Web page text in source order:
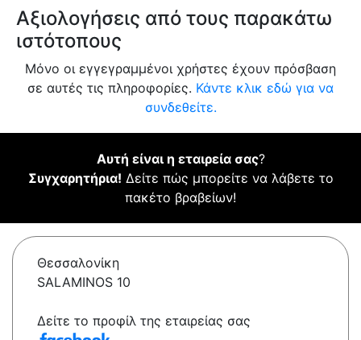
Αξιολογήσεις από τους παρακάτω
ιστότοπους
Μόνο οι εγγεγραμμένοι χρήστες έχουν πρόσβαση
σε αυτές τις πληροφορίες. Κάντε κλικ εδώ για να
συνδεθείτε.
Αυτή είναι η εταιρεία σας?
Συγχαρητήρια! Δείτε πώς μπορείτε να λάβετε το
πακέτο βραβείων!
Θεσσαλονίκη
SALAMINOS 10
Δείτε το προφίλ της εταιρείας σας